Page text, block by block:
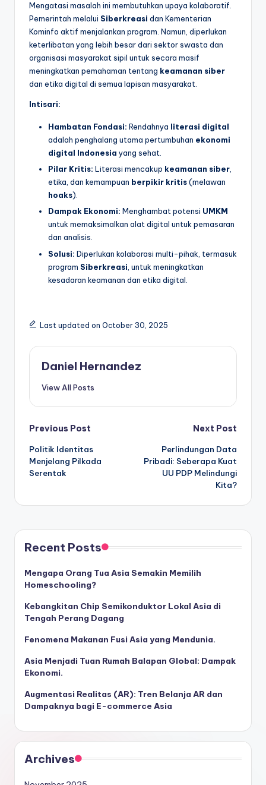
Mengatasi masalah ini membutuhkan upaya kolaboratif.
Pemerintah melalui Siberkreasi dan Kementerian
Kominfo aktif menjalankan program. Namun, diperlukan
keterlibatan yang lebih besar dari sektor swasta dan
organisasi masyarakat sipil untuk secara masif
meningkatkan pemahaman tentang keamanan siber
dan etika digital di semua lapisan masyarakat.
Intisari:
Hambatan Fondasi: Rendahnya literasi digital
adalah penghalang utama pertumbuhan ekonomi
digital Indonesia yang sehat.
Pilar Kritis: Literasi mencakup keamanan siber,
etika, dan kemampuan berpikir kritis(melawan
hoaks).
Dampak Ekonomi: Menghambat potensi UMKM
untuk memaksimalkan alat digital untuk pemasaran
dan analisis.
Solusi: Diperlukan kolaborasi multi-pihak, termasuk
program Siberkreasi , untuk meningkatkan
kesadaran keamanan dan etika digital.
Last updated on October 30, 2025
Daniel Hernandez
View All Posts
Post
navigation
Previous Post
Politik Identitas
Menjelang Pilkada
Serentak
Next Post
Perlindungan Data
Pribadi: Seberapa Kuat
UU PDP Melindungi
Kita?
Recent Posts
Mengapa Orang Tua Asia Semakin Memilih
Homeschooling?
Kebangkitan Chip Semikonduktor Lokal Asia di
Tengah Perang Dagang
Fenomena Makanan Fusi Asia yang Mendunia.
Asia Menjadi Tuan Rumah Balapan Global: Dampak
Ekonomi.
Augmentasi Realitas (AR): Tren Belanja AR dan
Dampaknya bagi E-commerce Asia
Archives